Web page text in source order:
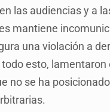
las audiencias y a
mantiene
una violación a
esto, lamentaron
no se ha